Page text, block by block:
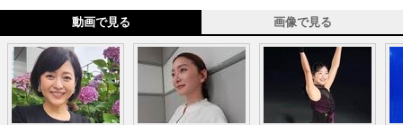
動画で見る 画像で見る